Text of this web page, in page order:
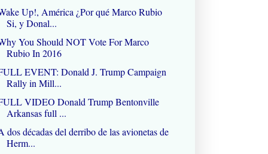
Up!, América ¿Por qué Marco Rubio
Si, y Donal...
You Should NOT Vote For Marco
Rubio In 2016
EVENT: Donald J. Trump Campaign
Rally in Mill...
VIDEO Donald Trump Bentonville
Arkansas full ...
dos décadas del derribo de las avionetas de
Herm...